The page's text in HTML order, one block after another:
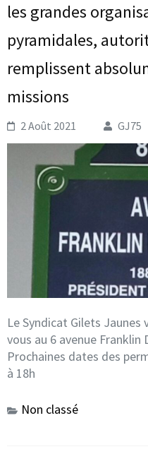
les grandes
pyramidales,
remplissent
missions
2 Août 2021 GJ75
Le Syndicat Gilets Jaunes
vous au 6 avenue Franklin
Prochaines dates des
à 18h
Non classé